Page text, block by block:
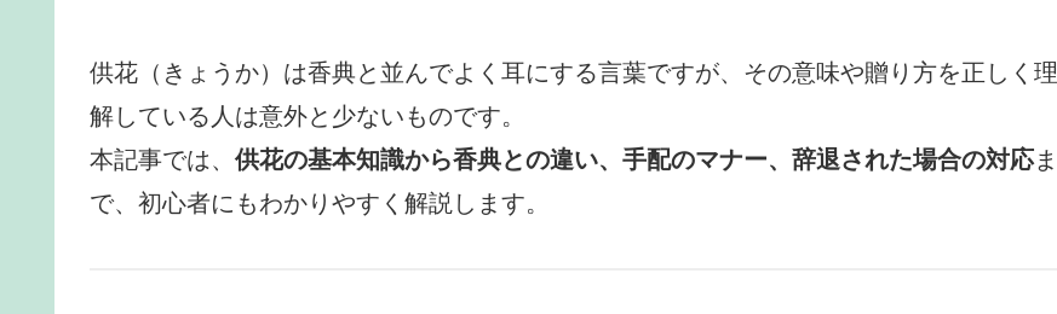
供花（きょうか）は香典と並んでよく耳にする言葉ですが、その意味や贈り方を正しく理
解している人は意外と少ないものです。
本記事では、 供花の基本知識から香典との違い、手配のマナー、辞退された場合の対応ま
で、初心者にもわかりやすく解説します。